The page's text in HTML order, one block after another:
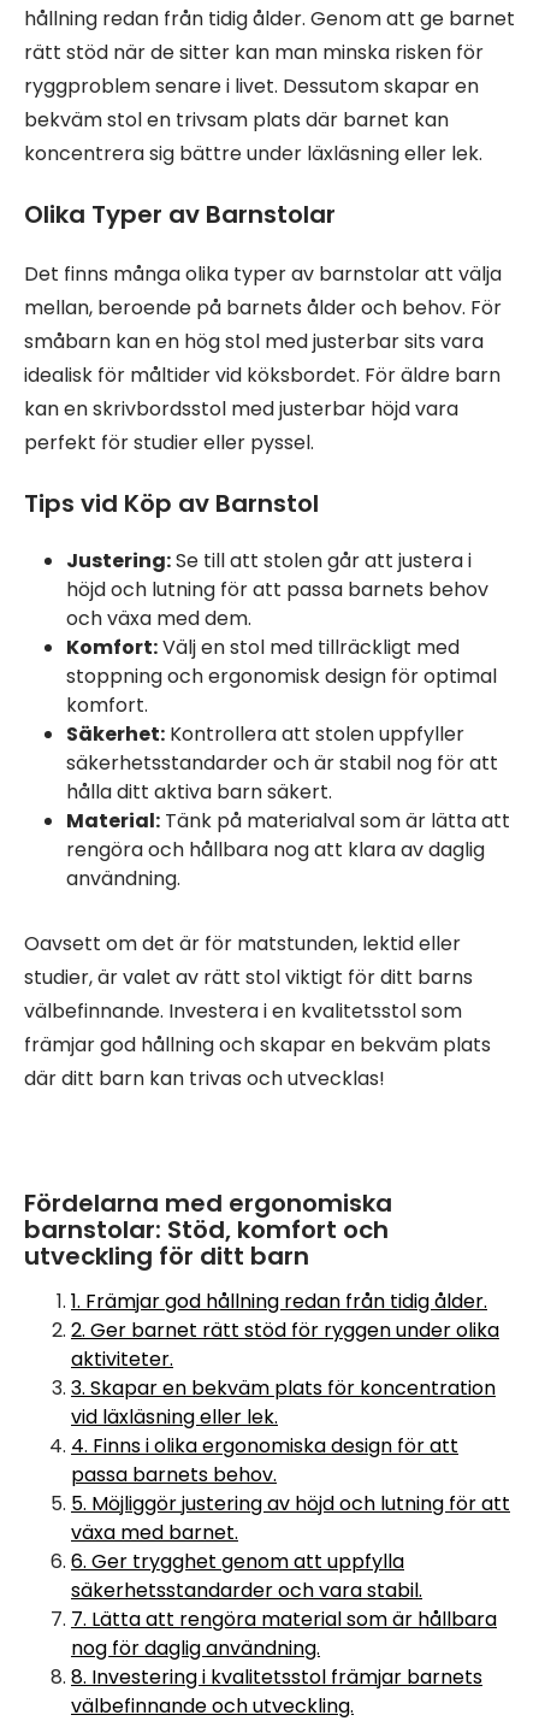
hållning redan från tidig ålder. Genom att ge barnet
rätt stöd när de sitter kan man minska risken för
ryggproblem senare i livet. Dessutom skapar en
bekväm stol en trivsam plats där barnet kan
koncentrera sig bättre under läxläsning eller lek.
Olika Typer av Barnstolar
Det finns många olika typer av barnstolar att välja
mellan, beroende på barnets ålder och behov. För
småbarn kan en hög stol med justerbar sits vara
idealisk för måltider vid köksbordet. För äldre barn
kan en skrivbordsstol med justerbar höjd vara
perfekt för studier eller pyssel.
Tips vid Köp av Barnstol
Justering:Se till att stolen går att justera i
höjd och lutning för att passa barnets behov
och växa med dem.
Komfort:Välj en stol med tillräckligt med
stoppning och ergonomisk design för optimal
komfort.
Säkerhet: Kontrollera att stolen uppfyller
säkerhetsstandarder och är stabil nog för att
hålla ditt aktiva barn säkert.
Material: Tänk på materialval som är lätta att
rengöra och hållbara nog att klara av daglig
användning.
Oavsett om det är för matstunden, lektid eller
studier, är valet av rätt stol viktigt för ditt barns
välbefinnande. Investera i en kvalitetsstol som
främjar god hållning och skapar en bekväm plats
där ditt barn kan trivas och utvecklas!
Fördelarna med ergonomiska
barnstolar: Stöd, komfort och
utveckling för ditt barn
1. Främjar god hållning redan från tidig ålder.
2. Ger barnet rätt stöd för ryggen under olika
aktiviteter.
3. Skapar en bekväm plats för koncentration
vid läxläsning eller lek.
4. Finns i olika ergonomiska design för att
passa barnets behov.
5. Möjliggör justering av höjd och lutning för att
växa med barnet.
6. Ger trygghet genom att uppfylla
säkerhetsstandarder och vara stabil.
7. Lätta att rengöra material som är hållbara
nog för daglig användning.
8. Investering i kvalitetsstol främjar barnets
välbefinnande och utveckling.